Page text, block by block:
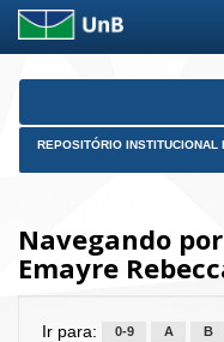
Skip
REPOSITÓRIO INSTITUCIONAL
Navegando
Emayre
Ir para: 0-9 A B